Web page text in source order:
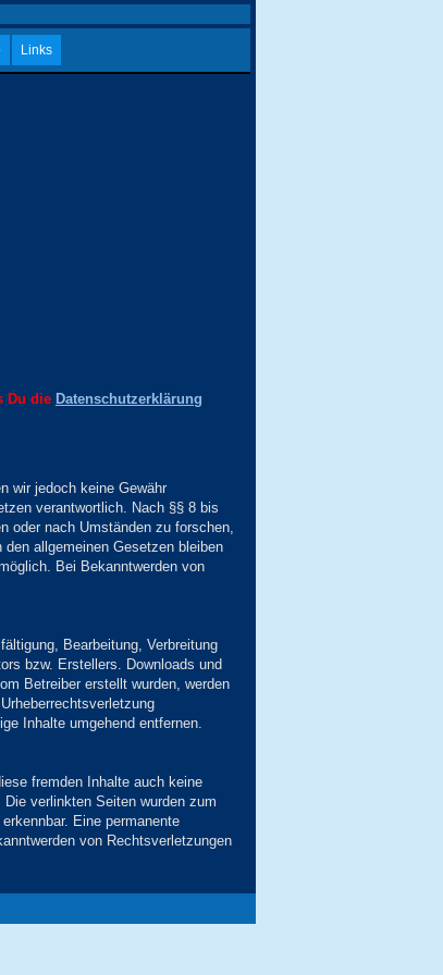
Links
Du die Datenschutzerklärung
wir jedoch keine Gewähr
verantwortlich. Nach §§ 8 bis
oder nach Umständen zu forschen,
allgemeinen Gesetzen bleiben
Bei Bekanntwerden von
Bearbeitung, Verbreitung
bzw. Erstellers. Downloads und
Betreiber erstellt wurden, werden
Inhalte umgehend entfernen.
fremden Inhalte auch keine
verlinkten Seiten wurden zum
Eine permanente
von Rechtsverletzungen